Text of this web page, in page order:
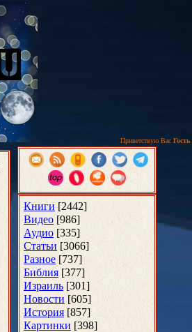
Приветствую Вас Гость
Книги [2442]
Видео [986]
Аудио [335]
Статьи [3066]
Разное [737]
Библия [377]
Израиль [301]
Новости [605]
История [857]
Картинки [398]